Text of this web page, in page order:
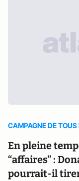
CAMPAGNE DE TOUS
En pleine
“affaires” :
pourrait-il